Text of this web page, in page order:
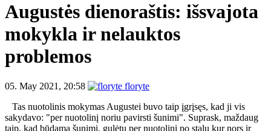
Augustės dienoraštis: išsvajota
mokykla ir nelauktos
problemos
05. May 2021, 20:58
floryte
Tas nuotolinis mokymas Augustei buvo taip įgrįsęs, kad ji vis
sakydavo: "per nuotolinį noriu pavirsti šunimi". Suprask, maždaug
taip, kad būdama šunimi, gulėtų per nuotolinį po stalu kur nors ir